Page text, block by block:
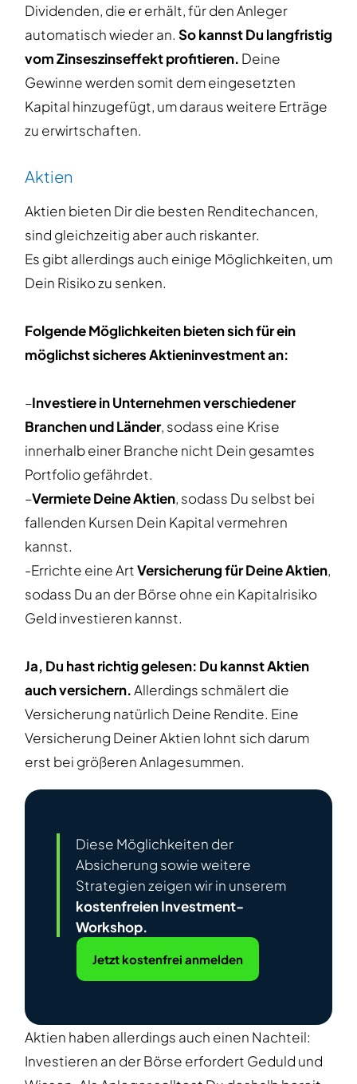
Dividenden, die er erhält, für den Anleger
automatisch wieder an. So kannst Du langfristig
vom Zinseszinseffekt profitieren. Deine
Gewinne werden somit dem eingesetzten
Kapital hinzugefügt, um daraus weitere Erträge
zu erwirtschaften.
Aktien
Aktien bieten Dir die besten Renditechancen,
sind gleichzeitig aber auch riskanter.
Es gibt allerdings auch einige Möglichkeiten, um
Dein Risiko zu senken.
Folgende Möglichkeiten bieten sich für ein
möglichst sicheres Aktieninvestment an:
–Investiere in Unternehmen verschiedener
Branchen und Länder, sodass eine Krise
innerhalb einer Branche nicht Dein gesamtes
Portfolio gefährdet.
–Vermiete Deine Aktien, sodass Du selbst bei
fallenden Kursen Dein Kapital vermehren
kannst.
-Errichte eine ArtVersicherung für Deine Aktien,
sodass Du an der Börse ohne ein Kapitalrisiko
Geld investieren kannst.
Ja, Du hast richtig gelesen: Du kannst Aktien
auch versichern.Allerdings schmälert die
Versicherung natürlich Deine Rendite. Eine
Versicherung Deiner Aktien lohnt sich darum
erst bei größeren Anlagesummen.
Diese Möglichkeiten der
Absicherung sowie weitere
Strategien zeigen wir in unserem
kostenfreien Investment-
Workshop.
Jetzt kostenfrei anmelden
Aktien haben allerdings auch einen Nachteil:
Investieren an der Börse erfordert Geduld und